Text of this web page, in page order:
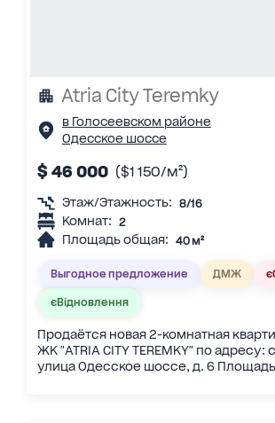
Atria City Teremky
в Голосеевском районе
Одесское шоссе
$ 46 000 ($1 150/м²)
Этаж/Этажность: 8/16
Комнат: 2
Площадь общая: 40 м²
Выгодное предложение ДМЖ
єВідновлення
Продаётся новая 2-комнатная
ЖК "ATRIA CITY TEREMKY" по адресу:
улица Одесское шоссе, д. 6